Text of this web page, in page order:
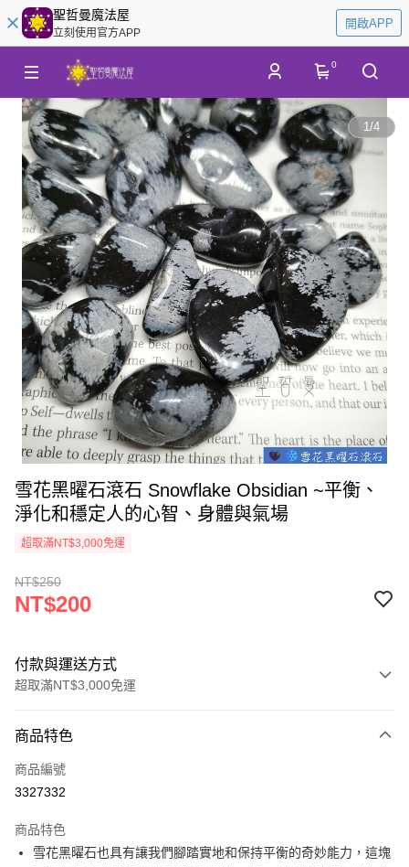
聖哲曼魔法屋
立刻使用官方APP
開啟APP
0
1/4
雪花黑曜石滾石 Snowflake Obsidian ~平衡、
淨化和穩定人的心智、身體與氣場
超取滿NT$3,000免運
NT$250
NT$200
付款與運送方式
超取滿NT$3,000免運
信用卡一次付款
超商取貨付款
Apple Pay
商品特色
商品編號
3327332
商品特色
雪花黑曜石也具有讓我們腳踏實地和保持平衡的奇妙能力，這塊